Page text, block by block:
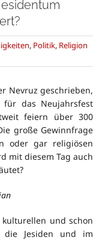
, Politik, Religion
Nevruz geschrieben,
für das Neujahrsfest
feiern über 300
große Gewinnfrage
oder gar religiösen
mit diesem Tag auch
und schon
Jesiden und im